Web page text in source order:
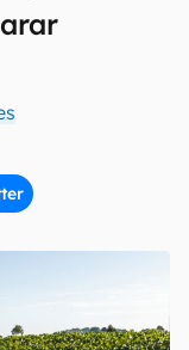
os Termos de